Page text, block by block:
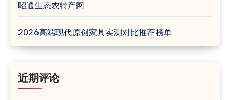
昭通生态农特产网
2026高端现代原创家具实测对比推荐榜单
近期评论